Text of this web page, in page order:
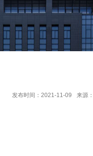
发布时间：2021-11-09 来源